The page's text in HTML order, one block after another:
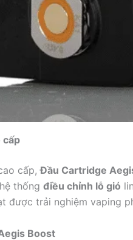
cấp
cấp,Đầu Cartridge
thống điều chỉnh lỗ gió
được trải nghiệm vaping
Boost